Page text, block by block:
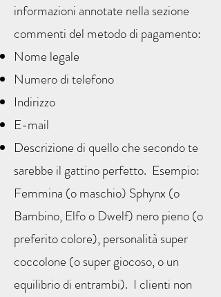
informazioni annotate nella sezione
commenti del metodo di pagamento:
Nome legale
Numero di telefono
Indirizzo
E-mail
Descrizione di quello che secondo te
sarebbe il gattino perfetto. Esempio:
Femmina (o maschio) Sphynx (o
Bambino, Elfo o Dwelf) nero pieno (o
preferito colore), personalità super
coccolone (o super giocoso, o un
equilibrio di entrambi). I clienti non